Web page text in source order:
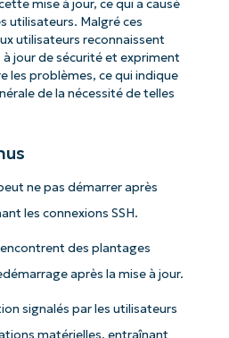
mise à jour, ce qui a causé
utilisateurs. Malgré ces
utilisateurs reconnaissent
à jour de sécurité et expriment
les problèmes, ce qui indique
de la nécessité de telles
ne pas démarrer après
les connexions SSH.
des plantages
après la mise à jour.
signalés par les utilisateurs
matérielles, entraînant